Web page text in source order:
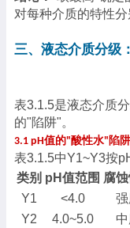
对每种介质的特性分
三、液态介质分级：
表3.1.5是液态介质
的"陷阱"。
3.1 pH值的"酸性水" 陷阱
表3.1.5中Y1~Y3按
类别 pH值范围 腐
Y1
<4.0
Y2
4.0~5.0